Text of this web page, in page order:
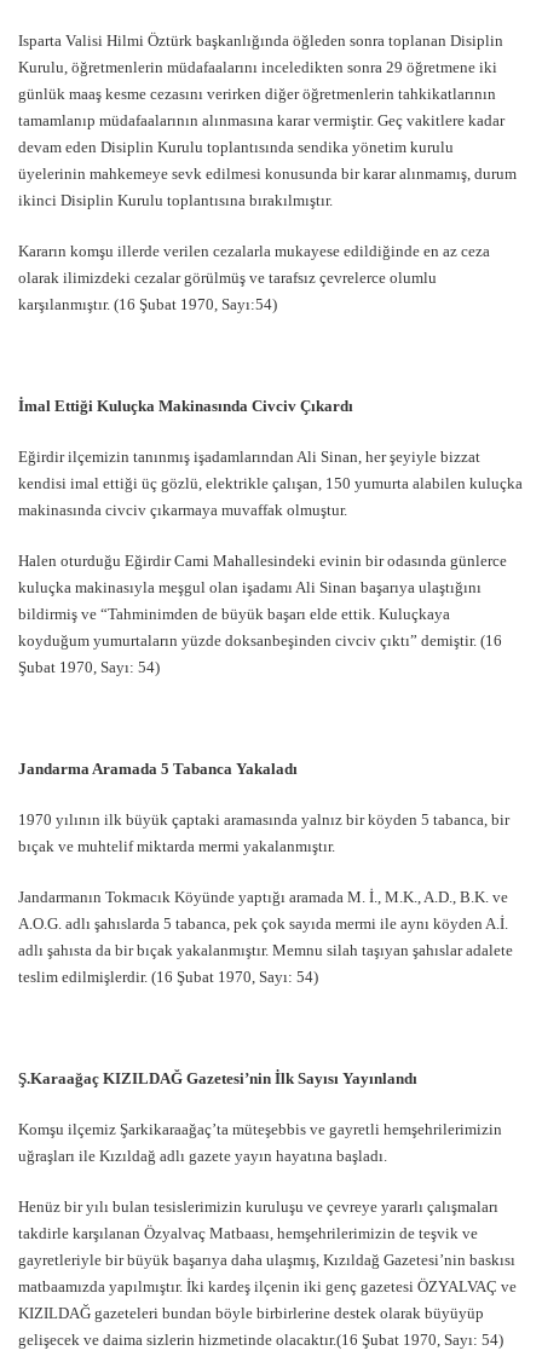
Isparta Valisi Hilmi Öztürk başkanlığında öğleden sonra toplanan Disiplin
Kurulu, öğretmenlerin müdafaalarını inceledikten sonra 29 öğretmene iki
günlük maaş kesme cezasını verirken diğer öğretmenlerin tahkikatlarının
tamamlanıp müdafaalarının alınmasına karar vermiştir. Geç vakitlere kadar
devam eden Disiplin Kurulu toplantısında sendika yönetim kurulu
üyelerinin mahkemeye sevk edilmesi konusunda bir karar alınmamış, durum
ikinci Disiplin Kurulu toplantısına bırakılmıştır.
Kararın komşu illerde verilen cezalarla mukayese edildiğinde en az ceza
olarak ilimizdeki cezalar görülmüş ve tarafsız çevrelerce olumlu
karşılanmıştır. (16 Şubat 1970, Sayı:54)
İmal Ettiği Kuluçka Makinasında Civciv Çıkardı
Eğirdir ilçemizin tanınmış işadamlarından Ali Sinan, her şeyiyle bizzat
kendisi imal ettiği üç gözlü, elektrikle çalışan, 150 yumurta alabilen kuluçka
makinasında civciv çıkarmaya muvaffak olmuştur.
Halen oturduğu Eğirdir Cami Mahallesindeki evinin bir odasında günlerce
kuluçka makinasıyla meşgul olan işadamı Ali Sinan başarıya ulaştığını
bildirmiş ve “Tahminimden de büyük başarı elde ettik. Kuluçkaya
koyduğum yumurtaların yüzde doksanbeşinden civciv çıktı” demiştir. (16
Şubat 1970, Sayı: 54)
Jandarma Aramada 5 Tabanca Yakaladı
1970 yılının ilk büyük çaptaki aramasında yalnız bir köyden 5 tabanca, bir
bıçak ve muhtelif miktarda mermi yakalanmıştır.
Jandarmanın Tokmacık Köyünde yaptığı aramada M. İ., M.K., A.D., B.K. ve
A.O.G. adlı şahıslarda 5 tabanca, pek çok sayıda mermi ile aynı köyden A.İ.
adlı şahısta da bir bıçak yakalanmıştır. Memnu silah taşıyan şahıslar adalete
teslim edilmişlerdir. (16 Şubat 1970, Sayı: 54)
Ş.Karaağaç KIZILDAĞ Gazetesi’nin İlk Sayısı Yayınlandı
Komşu ilçemiz Şarkikaraağaç’ta müteşebbis ve gayretli hemşehrilerimizin
uğraşları ile Kızıldağ adlı gazete yayın hayatına başladı.
Henüz bir yılı bulan tesislerimizin kuruluşu ve çevreye yararlı çalışmaları
takdirle karşılanan Özyalvaç Matbaası, hemşehrilerimizin de teşvik ve
gayretleriyle bir büyük başarıya daha ulaşmış, Kızıldağ Gazetesi’nin baskısı
matbaamızda yapılmıştır. İki kardeş ilçenin iki genç gazetesi ÖZYALVAÇ ve
KIZILDAĞ gazeteleri bundan böyle birbirlerine destek olarak büyüyüp
gelişecek ve daima sizlerin hizmetinde olacaktır.(16 Şubat 1970, Sayı: 54)